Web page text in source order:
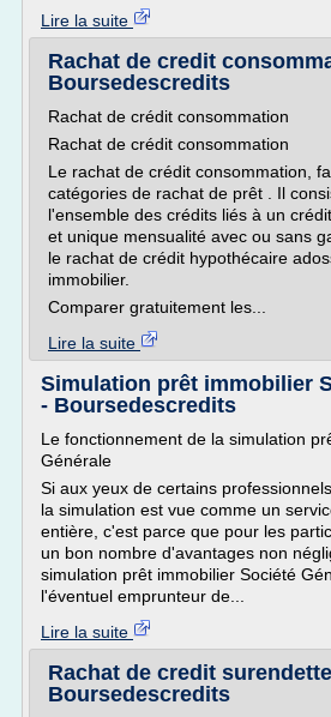
Lire la suite
Rachat de credit
Boursedescredits
Rachat de crédit consommation
Rachat de crédit consommation
Le rachat de crédit consommation,
catégories de rachat de prêt . Il
l'ensemble des crédits liés à un
et unique mensualité avec ou sans
le rachat de crédit hypothécaire
immobilier.
Comparer gratuitement les...
Lire la suite
Simulation prêt immobilier
- Boursedescredits
Le fonctionnement de la simulation
Générale
Si aux yeux de certains
la simulation est vue comme un
entière, c'est parce que pour les
un bon nombre d'avantages non
simulation prêt immobilier Société
l'éventuel emprunteur de...
Lire la suite
Rachat de credit
Boursedescredits